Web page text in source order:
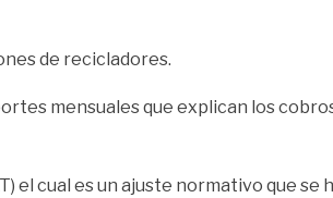
de recicladores.
mensuales que explican los
cual es un ajuste normativo que se